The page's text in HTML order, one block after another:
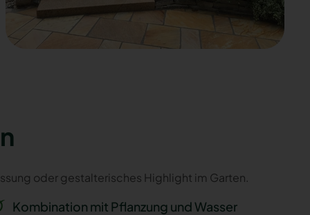
oder gestalterisches Highlight im Garten.
Kombination mit Pflanzung und Wasser